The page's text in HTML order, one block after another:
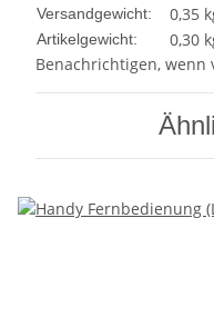
Versandgewicht: 0,35
Artikelgewicht: 0,30
Benachrichtigen, wenn